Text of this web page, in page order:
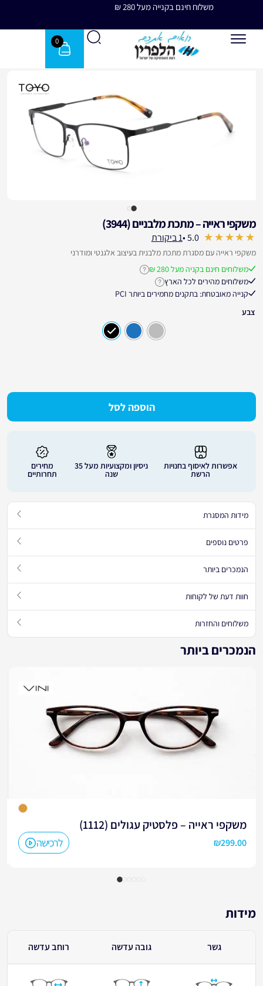
משלוח חינם בקנייה מעל 280 ₪
0
משקפי ראייה – מתכת מלבניים (3944)
out of 5
5.0 • עבור לחוות דעת הלקוחות
1 ביקורת
משקפי ראייה עם מסגרת מתכת מלבנית בעיצוב אלגנטי ומודרני
משלוחים חינם בקניה מעל 280 ₪
לחץ לקבלת פרטים נוספים על משלוחים
משלוחים מהירים לכל הארץלחץ לקבלת פרטים נוספים על זמני אספקה
קנייה מאובטחת: בתקנים מחמירים ביותר PCI
צבע
הוספה לסל
מחירים
תחרותיים
ניסיון ומקצועיות מעל 35
שנה
אפשרות לאיסוף בחנויות
הרשת
מידות המסגרת
פרטים נוספים
הנמכרים ביותר
חוות דעת של לקוחות
משלוחים והחזרות
הנמכרים ביותר
משקפי ראייה – פלסטיק עגולים (1112)
לרכישה ₪299.00
מידות
גשר גובה עדשה רוחב עדשה